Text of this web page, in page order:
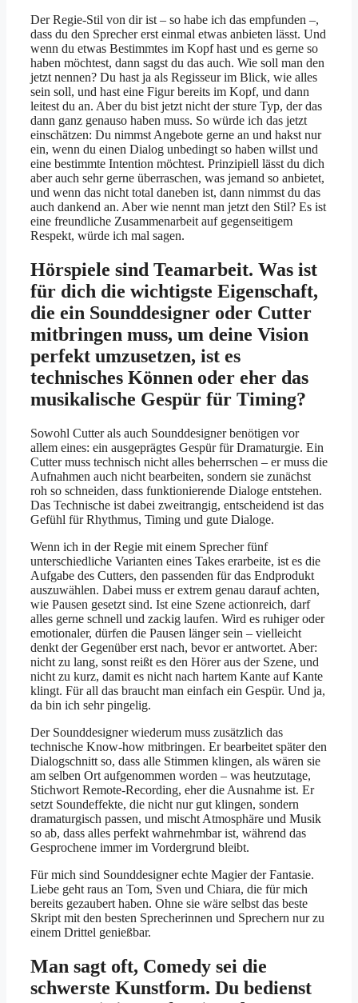
Der Regie-Stil von dir ist – so habe ich das empfunden –,
dass du den Sprecher erst einmal etwas anbieten lässt. Und
wenn du etwas Bestimmtes im Kopf hast und es gerne so
haben möchtest, dann sagst du das auch. Wie soll man den
jetzt nennen? Du hast ja als Regisseur im Blick, wie alles
sein soll, und hast eine Figur bereits im Kopf, und dann
leitest du an. Aber du bist jetzt nicht der sture Typ, der das
dann ganz genauso haben muss. So würde ich das jetzt
einschätzen: Du nimmst Angebote gerne an und hakst nur
ein, wenn du einen Dialog unbedingt so haben willst und
eine bestimmte Intention möchtest. Prinzipiell lässt du dich
aber auch sehr gerne überraschen, was jemand so anbietet,
und wenn das nicht total daneben ist, dann nimmst du das
auch dankend an. Aber wie nennt man jetzt den Stil? Es ist
eine freundliche Zusammenarbeit auf gegenseitigem
Respekt, würde ich mal sagen.
Hörspiele sind Teamarbeit. Was ist
für dich die wichtigste Eigenschaft,
die ein Sounddesigner oder Cutter
mitbringen muss, um deine Vision
perfekt umzusetzen, ist es
technisches Können oder eher das
musikalische Gespür für Timing?
Sowohl Cutter als auch Sounddesigner benötigen vor
allem eines: ein ausgeprägtes Gespür für Dramaturgie. Ein
Cutter muss technisch nicht alles beherrschen – er muss die
Aufnahmen auch nicht bearbeiten, sondern sie zunächst
roh so schneiden, dass funktionierende Dialoge entstehen.
Das Technische ist dabei zweitrangig, entscheidend ist das
Gefühl für Rhythmus, Timing und gute Dialoge.
Wenn ich in der Regie mit einem Sprecher fünf
unterschiedliche Varianten eines Takes erarbeite, ist es die
Aufgabe des Cutters, den passenden für das Endprodukt
auszuwählen. Dabei muss er extrem genau darauf achten,
wie Pausen gesetzt sind. Ist eine Szene actionreich, darf
alles gerne schnell und zackig laufen. Wird es ruhiger oder
emotionaler, dürfen die Pausen länger sein – vielleicht
denkt der Gegenüber erst nach, bevor er antwortet. Aber:
nicht zu lang, sonst reißt es den Hörer aus der Szene, und
nicht zu kurz, damit es nicht nach hartem Kante auf Kante
klingt. Für all das braucht man einfach ein Gespür. Und ja,
da bin ich sehr pingelig.
Der Sounddesigner wiederum muss zusätzlich das
technische Know-how mitbringen. Er bearbeitet später den
Dialogschnitt so, dass alle Stimmen klingen, als wären sie
am selben Ort aufgenommen worden – was heutzutage,
Stichwort Remote-Recording, eher die Ausnahme ist. Er
setzt Soundeffekte, die nicht nur gut klingen, sondern
dramaturgisch passen, und mischt Atmosphäre und Musik
so ab, dass alles perfekt wahrnehmbar ist, während das
Gesprochene immer im Vordergrund bleibt.
Für mich sind Sounddesigner echte Magier der Fantasie.
Liebe geht raus an Tom, Sven und Chiara, die für mich
bereits gezaubert haben. Ohne sie wäre selbst das beste
Skript mit den besten Sprecherinnen und Sprechern nur zu
einem Drittel genießbar.
Man sagt oft, Comedy sei die
schwerste Kunstform. Du bedienst